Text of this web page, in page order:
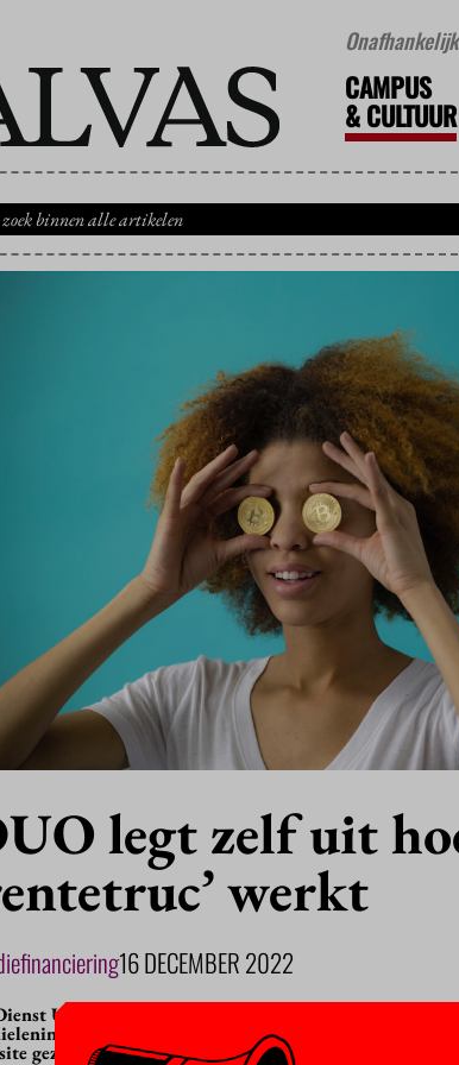
CAMPUS
&CULTUUR
legt zelf uit
werkt
16 DECEMBER 2022
Uitvoering Onderwijs krijgt veel vragen over de
kunnen vastklikken op de nieuwe rente van
gezet.